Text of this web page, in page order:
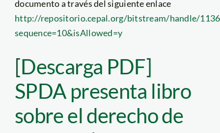
documento a través del siguiente enlace
http://repositorio.cepal.org/bitstream/handle/
sequence=10&isAllowed=y
[Descarga PDF]
SPDA presenta libro
sobre el derecho de